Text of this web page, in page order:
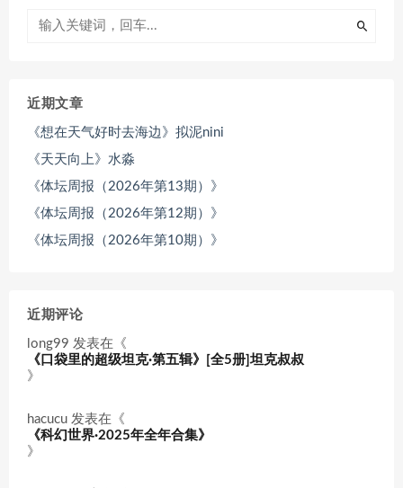
近期文章
《想在天气好时去海边》拟泥nini
《天天向上》水淼
《体坛周报（2026年第13期）》
《体坛周报（2026年第12期）》
《体坛周报（2026年第10期）》
近期评论
long99 发表在《
《口袋里的超级坦克·第五辑》[全5册]坦克叔叔
》
hacucu 发表在《
《科幻世界·2025年全年合集》
》